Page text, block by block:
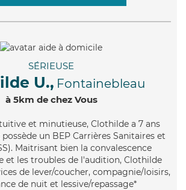
SÉRIEUSE
U., Fontainebleau
à 5km de chez Vous
et minutieuse, Clothilde a 7 ans
un BEP Carrières Sanitaires et
Maitrisant bien la convalescence
et les troubles de l'audition, Clothilde
de lever/coucher, compagnie/loisirs,
de nuit et lessive/repassage*